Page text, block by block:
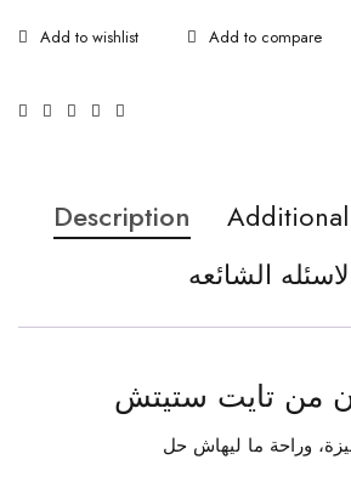
Description
الشائعه
من تايت ستيتش